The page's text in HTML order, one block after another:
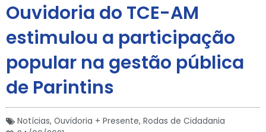
o
k
t
e
e
p
l
u
​Ouvidoria do TCE-AM
estimulou a participação
popular na gestão pública
de Parintins
Notícias, Ouvidoria + Presente, Rodas de Cidadania